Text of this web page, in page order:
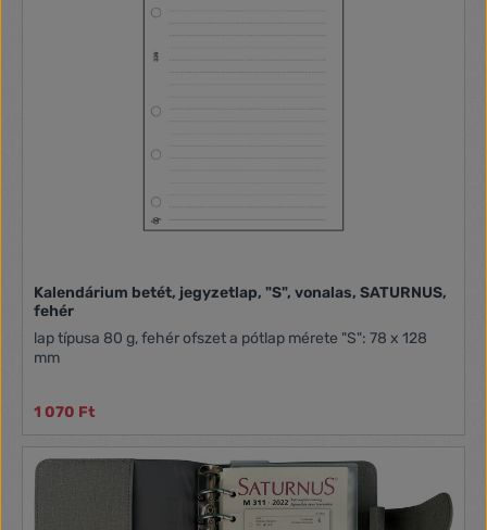
Kalendárium betét, jegyzetlap, "S", vonalas, SATURNUS,
fehér
lap típusa 80 g, fehér ofszet a pótlap mérete "S": 78 x 128
mm
1 070 Ft